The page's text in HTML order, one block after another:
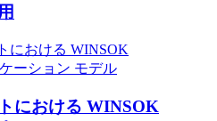
における WINSOK